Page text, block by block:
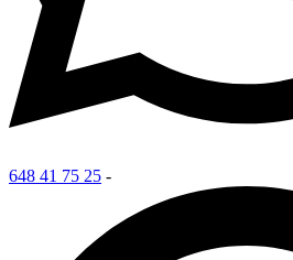
648 41 75 25 -